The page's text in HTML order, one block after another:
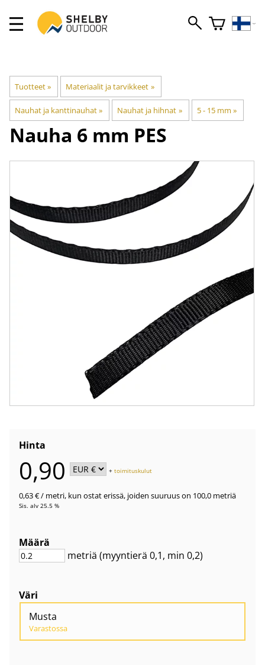
Tuotteet‪» Materiaalit ja tarvikkeet ‪»
Nauhat ja kanttinauhat‪» Nauhat ja hihnat ‪» 5 - 15 mm ‪»
Nauha 6 mm PES
Hinta
0,90 +toimituskulut
0,63 €/ metri, kun ostat erissä, joiden suuruus on 100,0 metriä
Sis. alv 25.5 %
Määrä
metriä (myyntierä 0,1, min 0,2)
Väri
Musta
Varastossa